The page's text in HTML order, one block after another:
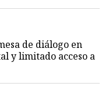
de diálogo en
y limitado acceso a